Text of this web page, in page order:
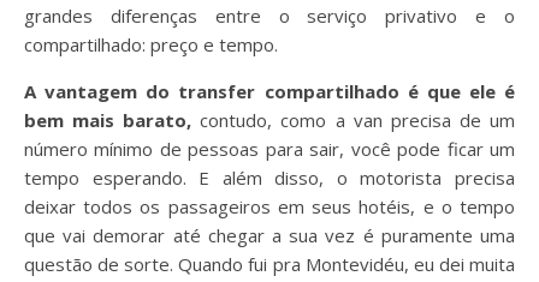
grandes diferenças entre o serviço privativo e o
compartilhado: preço e tempo.
A vantagem do transfer compartilhado é que ele é
bem mais barato, contudo, como a van precisa de um
número mínimo de pessoas para sair, você pode ficar um
tempo esperando. E além disso, o motorista precisa
deixar todos os passageiros em seus hotéis, e o tempo
que vai demorar até chegar a sua vez é puramente uma
questão de sorte. Quando fui pra Montevidéu, eu dei muita